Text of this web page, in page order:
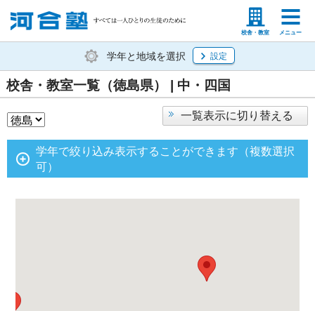
校舎・教室 メニュー
塾生の方 高等学校の先生
学年と地域を選択 設定
校舎・教室一覧（徳島県） | 中・四国
一覧表示に切り替える
学年で絞り込み表示することができます（複数選択
可）